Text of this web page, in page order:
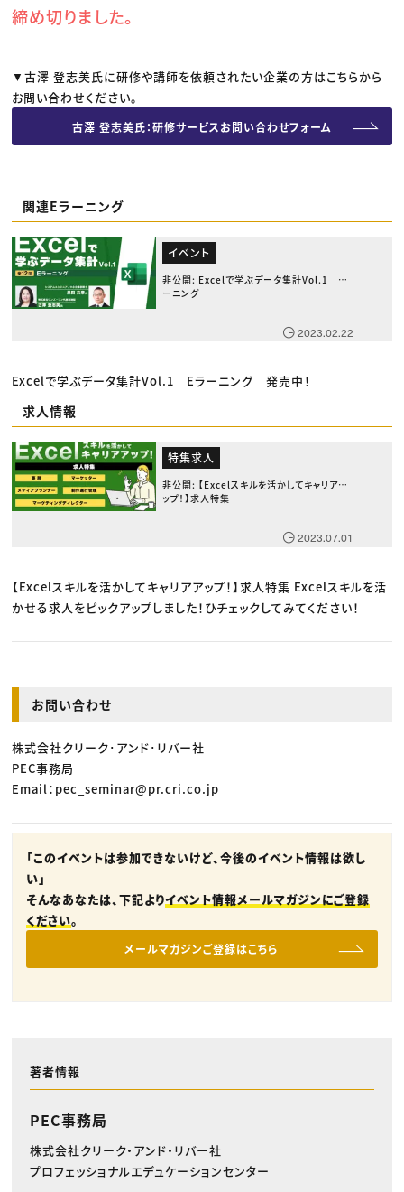
締め切りました。
▼古澤 登志美氏に研修や講師を依頼されたい企業の方はこちらから
お問い合わせください。
古澤 登志美氏：研修サービスお問い合わせフォーム
関連Eラーニング
イベント
非公開: Excelで学ぶデータ集計Vol.1 Eラ
ーニング
2023.02.22
Excelで学ぶデータ集計Vol.1 Eラーニング 発売中！
求人情報
特集求人
非公開: 【Excelスキルを活かしてキャリアア
ップ！】求人特集
2023.07.01
【Excelスキルを活かしてキャリアアップ！】求人特集 Excelスキルを活
かせる求人をピックアップしました！ひチェックしてみてください！
お問い合わせ
株式会社クリーク･アンド･リバー社
PEC事務局
Email：pec_seminar@pr.cri.co.jp
「このイベントは参加できないけど、今後のイベント情報は欲し
い」
そんなあなたは、下記よりイベント情報メールマガジンにご登録
ください。
メールマガジンご登録はこちら
著者情報
PEC事務局
株式会社クリーク・アンド・リバー社
プロフェッショナルエデュケーションセンター